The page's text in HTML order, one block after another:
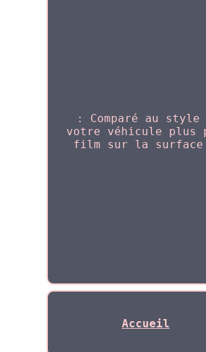
: Comparé au
votre véhicule
film sur la surface
Accueil